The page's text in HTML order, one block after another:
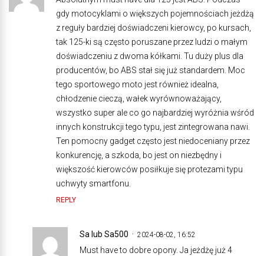
gdy motocyklami o większych pojemnościach jeżdżą
z reguły bardziej doświadczeni kierowcy, po kursach,
tak 125-ki są często poruszane przez ludzi o małym
doświadczeniu z dwoma kółkami. Tu duży plus dla
producentów, bo ABS stał się już standardem. Moc
tego sportowego moto jest również idealna,
chłodzenie cieczą, wałek wyrównoważający,
wszystko super ale co go najbardziej wyróżnia wśród
innych konstrukcji tego typu, jest zintegrowana nawi.
Ten pomocny gadget często jest niedoceniany przez
konkurencję, a szkoda, bo jest on niezbędny i
większość kierowców posiłkuje się protezami typu
uchwyty smartfonu.
REPLY
Sa lub Sa500 2024-08-02, 16:52
Must have to dobre opony. Ja jeżdżę już 4